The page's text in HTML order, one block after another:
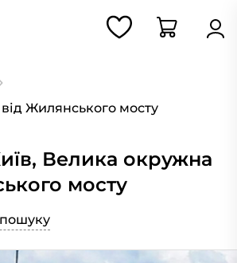
Жилянського мосту
Велика окружна
мосту